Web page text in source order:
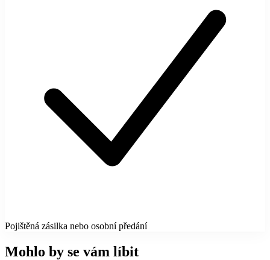
Pojištěná zásilka nebo osobní předání
Mohlo by se vám líbit